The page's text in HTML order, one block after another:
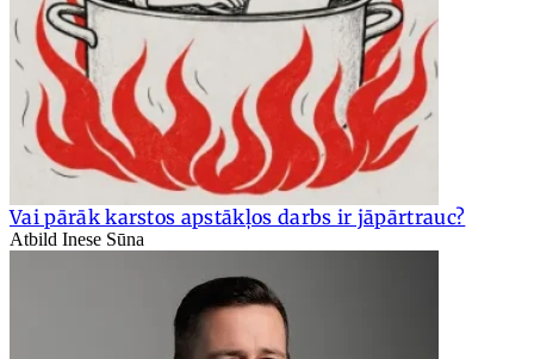
Vai pārāk karstos apstākļos darbs ir jāpārtrauc?
Atbild Inese Sūna